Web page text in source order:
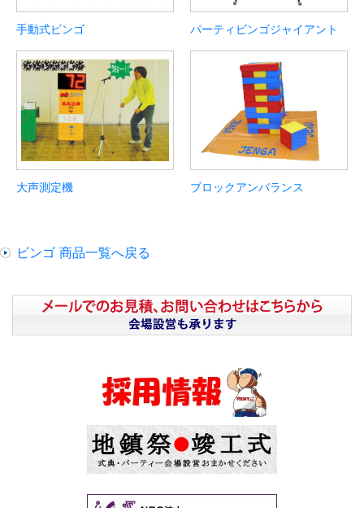
手動式ビンゴ パーティビンゴジャイアント
大声測定機 ブロックアンバランス
ビンゴ 商品一覧へ戻る